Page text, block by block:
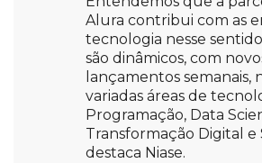
Alura contribui com as
tecnologia nesse
são dinâmicos, com
lançamentos semanais,
variadas áreas de
Programação, Data
Transformação Digital e
destaca Niase.